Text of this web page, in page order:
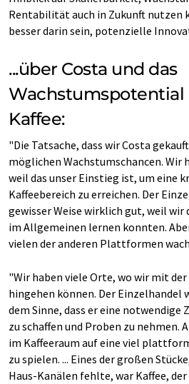
Rentabilität auch in Zukunft nutzen
besser darin sein, potenzielle
...über Costa und das
Wachstumspotential
Kaffee:
"Die Tatsache, dass wir Costa
möglichen Wachstumschancen. Wir
weil das unser Einstieg ist, um eine
Kaffeebereich zu erreichen. Der
gewisser Weise wirklich gut, weil wir
im Allgemeinen lernen konnten.
vielen der anderen Plattformen
"Wir haben viele Orte, wo wir mit
hingehen können. Der Einzelhandel
dem Sinne, dass er eine notwendige
zu schaffen und Proben zu nehmen.
im Kaffeeraum auf eine viel
zu spielen. ... Eines der großen
Haus-Kanälen fehlte, war Kaffee,